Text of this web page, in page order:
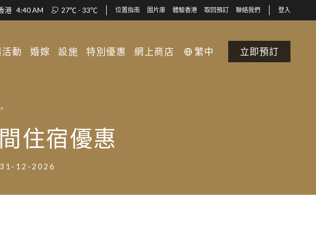
港 4:40 AM 27℃ - 33℃ 位置指南 圖片庫 體驗香港 取回預訂 聯絡我們 登入
動 婚嫁 設施 特別優惠 網上商店 繁中 立即預訂
>
住宿優惠
12-2026